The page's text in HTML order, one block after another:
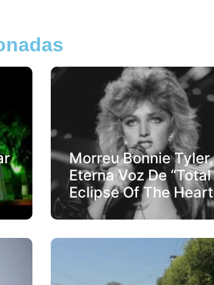
Morreu Bonnie
Eterna Voz De “Total
Eclipse Of The